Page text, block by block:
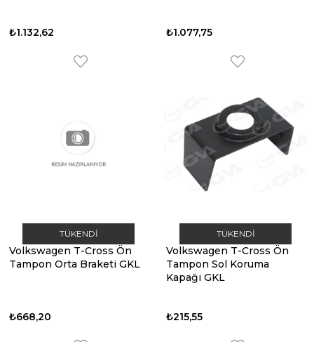
₺1.132,62 ₺1.077,75
TÜKENDI
Volkswagen T-Cross Ön
Tampon Orta Braketi GKL
₺668,20
TÜKENDI
Volkswagen T-Cross Ön
Tampon Sol Koruma
Kapağı GKL
₺215,55